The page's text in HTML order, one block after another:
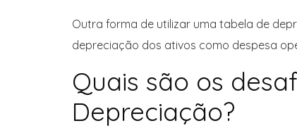
Outra forma de utilizar uma tabela de
depreciação dos ativos como despesa
Quais são os
Depreciação?